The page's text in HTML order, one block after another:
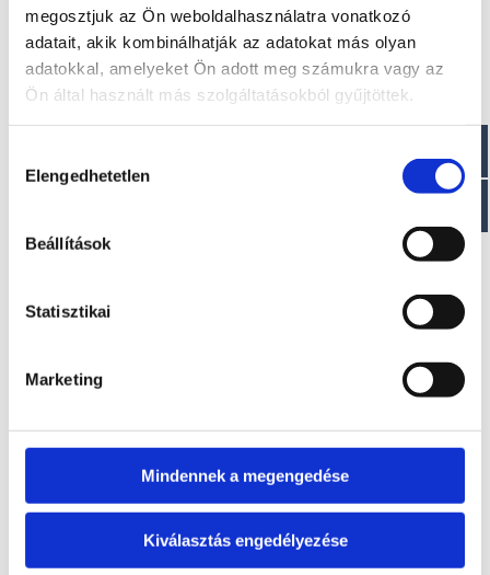
megosztjuk az Ön weboldalhasználatra vonatkozó
adatait, akik kombinálhatják az adatokat más olyan
adatokkal, amelyeket Ön adott meg számukra vagy az
Ön által használt más szolgáltatásokból gyűjtöttek.
kiválasztása
Elengedhetetlen
Beállítások
Statisztikai
Marketing
Mindennek a megengedése
Kiválasztás engedélyezése
Érdekel!
Thomas JETSKI Trailer Thomas BT 3000 kg XL